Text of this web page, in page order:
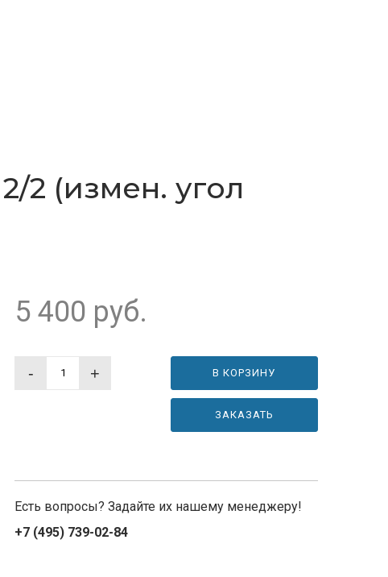
2 (измен. угол
5 400 руб.
- + В КОРЗИНУ
ЗАКАЗАТЬ
Есть вопросы? Задайте их нашему менеджеру!
+7 (495) 739-02-84